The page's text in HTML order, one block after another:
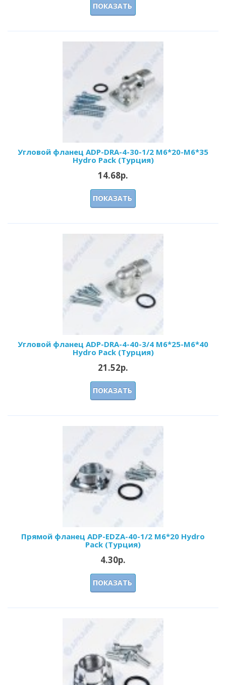
ПОКАЗАТЬ
Угловой фланец ADP-DRA-4-30-1/2 M6*20-М6*35
Hydro Pack (Турция)
14.68р.
ПОКАЗАТЬ
Угловой фланец ADP-DRA-4-40-3/4 M6*25-М6*40
Hydro Pack (Турция)
21.52р.
ПОКАЗАТЬ
Прямой фланец ADP-EDZA-40-1/2 M6*20 Hydro
Pack (Турция)
4.30р.
ПОКАЗАТЬ